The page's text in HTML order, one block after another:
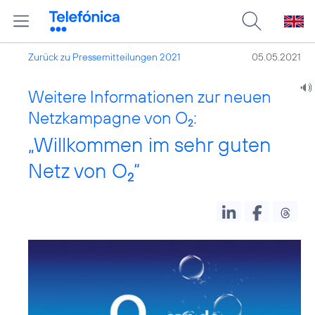
Zurück zu Pressemitteilungen 2021 05.05.2021
Weitere Informationen zur neuen
Netzkampagne von O2:
„Willkommen im sehr guten
Netz von O2“